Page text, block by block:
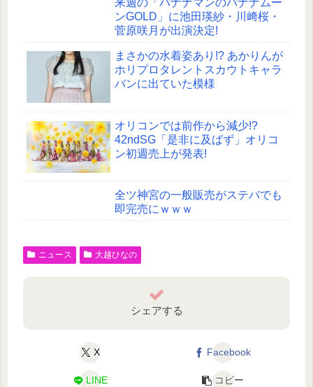
来週の「バナナマンのバナナムー
ンGOLD」に池田瑛紗・川﨑桜・
菅原咲月が出演決定!
まさかの水着姿あり!? あかりんが
ホリプロタレントスカウトキャラ
バンに出ていた模様
オリコンでは前作から減少!?
42ndSG「是非に及ばず」オリコ
ン初週売上が発表!
全ツ神宮の一般販売がステバでも
即完売にｗｗｗ
ニュース 大越ひなの
シェアする
X Facebook
LINE コピー